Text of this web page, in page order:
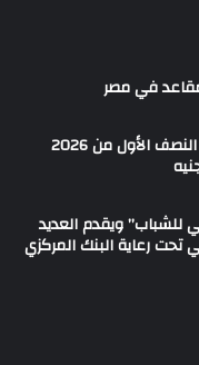
مدينة مصر تضاعف معدلات التسليم خلال النصف الأول من 2026
للشباب” ويقدم العديد
رعاية البنك المركزي